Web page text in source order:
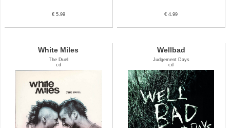
€ 5.99 € 4.99
White Miles
The Duel
cd
Wellbad
Judgement Days
cd